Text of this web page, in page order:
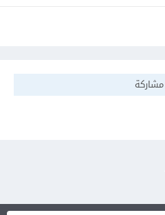
مشاركة